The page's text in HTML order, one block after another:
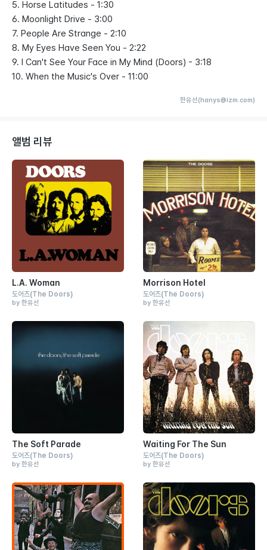
5. Horse Latitudes - 1:30
6. Moonlight Drive - 3:00
7. People Are Strange - 2:10
8. My Eyes Have Seen You - 2:22
9. I Can't See Your Face in My Mind (Doors) - 3:18
10. When the Music's Over - 11:00
한유선(hanys@izm.com)
앨범 리뷰
L.A. Woman
도어즈(The Doors)
by 한유선
Morrison Hotel
도어즈(The Doors)
by 한유선
The Soft Parade
도어즈(The Doors)
by 한유선
Waiting For The Sun
도어즈(The Doors)
by 한유선